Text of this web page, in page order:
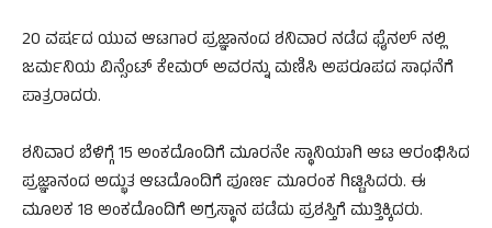
20 ವರ್ಷದ ಯುವ ಆಟಗಾರ ಪ್ರಜ್ಞಾನಂದ ಶನಿವಾರ ನಡೆದ ಫೈನಲ್‌ ನಲ್ಲಿ
ಜರ್ಮನಿಯ ವಿನ್ಸೆಂಟ್‌ ಕೇಮರ್‌ ಅವರನ್ನು ಮಣಿಸಿ ಅಪರೂಪದ ಸಾಧನೆಗೆ
ಪಾತ್ರರಾದರು.
ಶನಿವಾರ ಬೆಳಿಗ್ಗೆ 15 ಅಂಕದೊಂದಿಗೆ ಮೂರನೇ ಸ್ಥಾನಿಯಾಗಿ ಆಟ ಆರಂಭಿಸಿದ
ಪ್ರಜ್ಞಾನಂದ ಅದ್ಭುತ ಆಟದೊಂದಿಗೆ ಪೂರ್ಣ ಮೂರಂಕ ಗಿಟ್ಟಿಸಿದರು. ಈ
ಮೂಲಕ 18 ಅಂಕದೊಂದಿಗೆ ಅಗ್ರಸ್ಥಾನ ಪಡೆದು ಪ್ರಶಸ್ತಿಗೆ ಮುತ್ತಿಕ್ಕಿದರು.